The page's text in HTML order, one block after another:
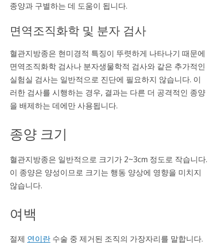
종양과 구별하는 데 도움이 됩니다.
면역조직화학 및 분자 검사
혈관지방종은 현미경적 특징이 뚜렷하게 나타나기 때문에
면역조직화학 검사나 분자생물학적 검사와 같은 추가적인
실험실 검사는 일반적으로 진단에 필요하지 않습니다. 이
러한 검사를 시행하는 경우, 결과는 다른 더 공격적인 종양
을 배제하는 데에만 사용됩니다.
종양 크기
혈관지방종은 일반적으로 크기가 2~3cm 정도로 작습니다.
이 종양은 양성이므로 크기는 행동 양상에 영향을 미치지
않습니다.
여백
절제 연이란 수술 중 제거된 조직의 가장자리를 말합니다.